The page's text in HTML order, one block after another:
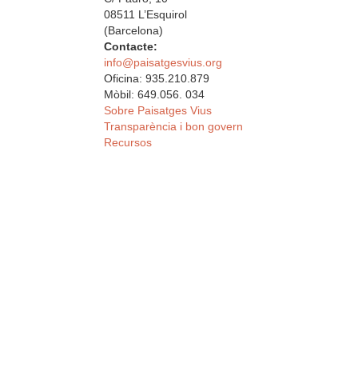
08511 L’Esquirol
(Barcelona)
Contacte:
info@paisatgesvius.org
Oficina: 935.210.879
Mòbil: 649.056. 034
Sobre Paisatges Vius
Transparència i bon govern
Recursos